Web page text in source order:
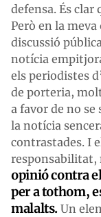
defensa. És clar
Però en la
discussió
notícia
els periodistes
de porteria,
a favor de no se
la notícia
contrastades. I
responsabilitat,
opinió contra
per a tothom,
malalts. Un